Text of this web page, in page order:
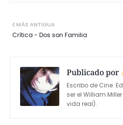
MÁS ANTIGUA
Crítica - Dos son Familia
Publicado por
Escribo de Cine.
ser el William
vida real).